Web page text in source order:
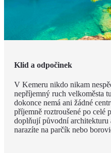
Klid a odpočinek
V Kemeru nikdo nikam
nepříjemný ruch velkoměsta
dokonce nemá ani žádné
příjemně roztroušené po celé
doplňují původní architekturu
narazíte na parčík nebo